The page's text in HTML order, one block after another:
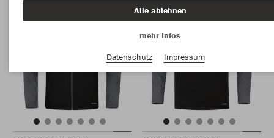
Alle ablehnen
mehr Infos
Datenschutz
Impressum